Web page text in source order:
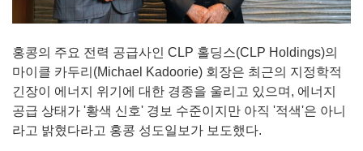
홍콩의 주요 전력 공급사인 CLP 홀딩스(CLP Holdings)의
마이클 카두리(Michael Kadoorie) 회장은 최근의 지정학적
긴장이 에너지 위기에 대한 경종을 울리고 있으며, 에너지
공급 상태가 '황색 신호' 경보 수준이지만 아직 '적색'은 아니
라고 밝혔다라고 홍콩 성도일보가 보도했다.